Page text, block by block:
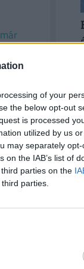
of your
the below opt-out
is processed
utilized by us
may separately
the IAB’s list of
parties on the
parties.
az